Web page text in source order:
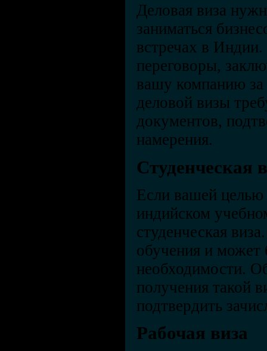
Деловая виза
заниматься
встречах в
переговоры,
вашу компанию
деловой визы
документов,
намерения.
Студенческая
Если вашей целью
индийском
студенческая
обучения и может
необходимости.
получения такой
подтвердить
Рабочая виза